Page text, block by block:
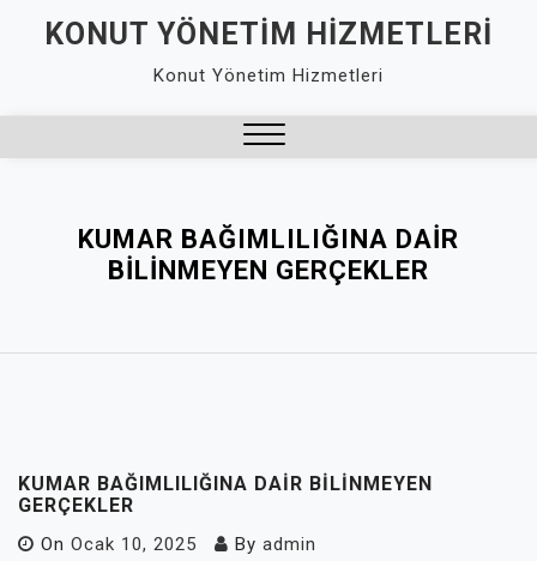
KONUT YÖNETIM HIZMETLERI
Konut Yönetim Hizmetleri
KUMAR BAĞIMLILIĞINA DAIR
BILINMEYEN GERÇEKLER
KUMAR BAĞIMLILIĞINA DAIR BILINMEYEN
GERÇEKLER
On Ocak 10, 2025 By admin